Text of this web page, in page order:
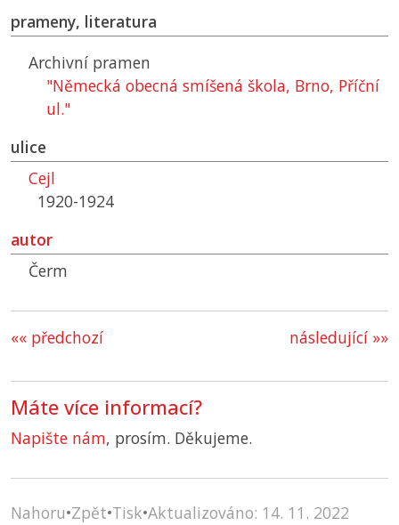
prameny, literatura
Archivní pramen
"Německá obecná smíšená škola, Brno, Příční
ul."
ulice
Cejl
1920-1924
autor
Čerm
následující »»
«« předchozí
Máte více informací?
Napište nám, prosím. Děkujeme.
Nahoru•Zpět•Tisk•Aktualizováno: 14. 11. 2022